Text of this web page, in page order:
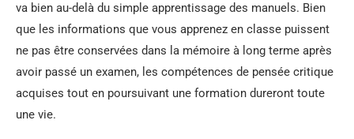
va bien au-delà du simple apprentissage des manuels. Bien
que les informations que vous apprenez en classe puissent
ne pas être conservées dans la mémoire à long terme après
avoir passé un examen, les compétences de pensée critique
acquises tout en poursuivant une formation dureront toute
une vie.